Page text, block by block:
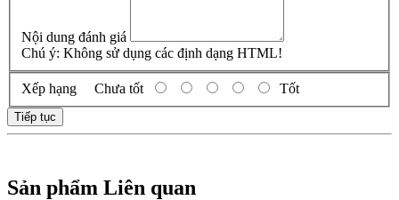
Nội dung đánh giá
Chú ý: Không sử dụng các định dạng HTML!
Xếp hạng Chưa tốt Tốt
Tiếp tục
Sản phẩm Liên quan